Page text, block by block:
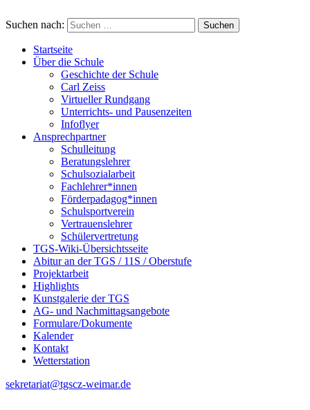
Suchen nach:
Startseite
Über die Schule
Geschichte der Schule
Carl Zeiss
Virtueller Rundgang
Unterrichts- und Pausenzeiten
Infoflyer
Ansprechpartner
Schulleitung
Beratungslehrer
Schulsozialarbeit
Fachlehrer*innen
Förderpadagog*innen
Schulsportverein
Vertrauenslehrer
Schülervertretung
TGS-Wiki-Übersichtsseite
Abitur an der TGS / 11S / Oberstufe
Projektarbeit
Highlights
Kunstgalerie der TGS
AG- und Nachmittagsangebote
Formulare/Dokumente
Kalender
Kontakt
Wetterstation
sekretariat@tgscz-weimar.de